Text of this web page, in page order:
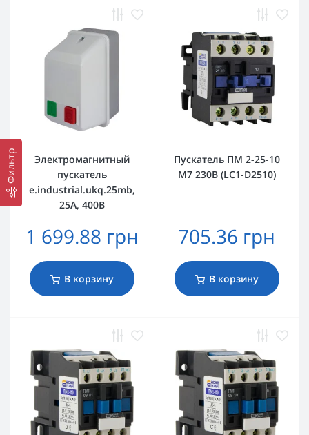
Фильтр
Электромагнитный
пускатель
e.industrial.ukq.25mb,
25А, 400В
1 699.88 грн
В корзину
Пускатель ПМ 2-25-10
M7 230B (LC1-D2510)
705.36 грн
В корзину